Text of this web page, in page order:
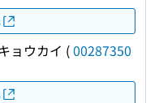
ョウカイ (00287350